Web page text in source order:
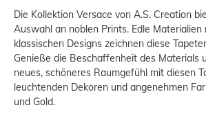
Die Kollektion Versace von A.S. Creation
Auswahl an noblen Prints. Edle Materialien
klassischen Designs zeichnen diese
Genieße die Beschaffenheit des Materials
neues, schöneres Raumgefühl mit diesen
leuchtenden Dekoren und angenehmen
und Gold.